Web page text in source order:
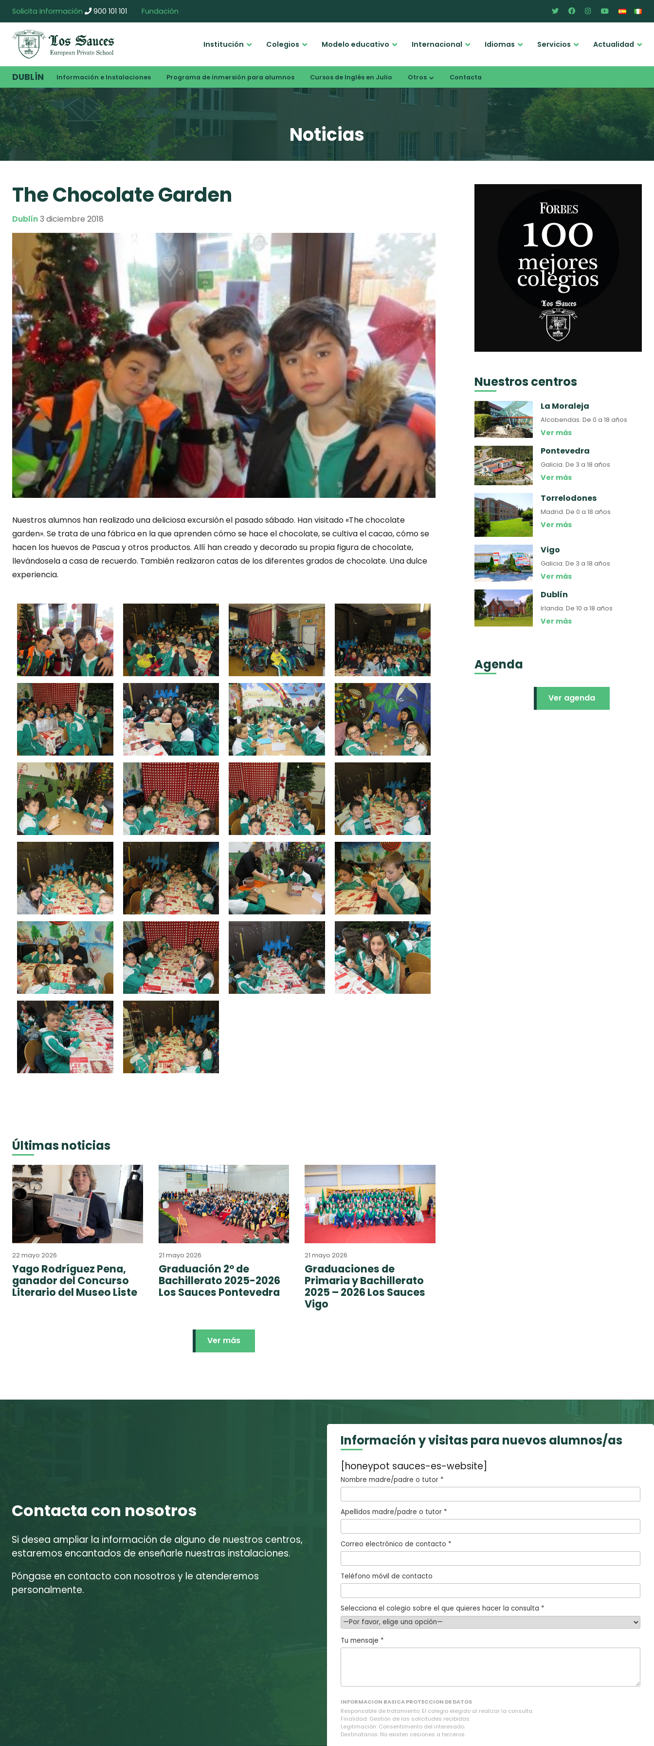
Solicita información 900 101 101 Fundación
Institución Colegios Modelo educativo Internacional Idiomas Servicios Actualidad
DUBLÍN Información e Instalaciones Programa de inmersión para alumnos Cursos de Inglés en Julio Otros Contacta
Noticias
The Chocolate Garden
Dublín3 diciembre 2018
Nuestros alumnos han realizado una deliciosa excursión el pasado sábado. Han visitado «The chocolate
garden». Se trata de una fábrica en la que aprenden cómo se hace el chocolate, se cultiva el cacao, cómo se
hacen los huevos de Pascua y otros productos. Allí han creado y decorado su propia figura de chocolate,
llevándosela a casa de recuerdo. También realizaron catas de los diferentes grados de chocolate. Una dulce
experiencia.
Últimas noticias
22 mayo 2026
Yago Rodríguez Pena,
ganador del Concurso
Literario del Museo Liste
21 mayo 2026
Graduación 2º de
Bachillerato 2025-2026
Los Sauces Pontevedra
21 mayo 2026
Graduaciones de
Primaria y Bachillerato
2025 – 2026 Los Sauces
Vigo
Ver más
Nuestros centros
La Moraleja
Alcobendas.De 0 a 18 años
Ver más
Pontevedra
Galicia.De 3 a 18 años
Ver más
Torrelodones
Madrid.De 0 a 18 años
Ver más
Vigo
Galicia.De 3 a 18 años
Ver más
Dublín
Irlanda.De 10 a 18 años
Ver más
Agenda
Ver agenda
Contacta con nosotros
Si desea ampliar la información de alguno de nuestros centros,
estaremos encantados de enseñarle nuestras instalaciones.
Póngase en contacto con nosotros y le atenderemos
personalmente.
Información y visitas para nuevos alumnos/as
[honeypot sauces-es-website]
Nombre madre/padre o tutor *
Apellidos madre/padre o tutor *
Correo electrónico de contacto *
Teléfono móvil de contacto
Selecciona el colegio sobre el que quieres hacer la consulta *
Tu mensaje *
INFORMACION BASICA PROTECCION DE DATOS
Responsable de tratamiento: El colegio elegido al realizar la consulta.
Finalidad: Gestión de las solicitudes recibidas.
Legitimación: Consentimiento del interesado.
Destinatarios: No existen cesiones a terceros.